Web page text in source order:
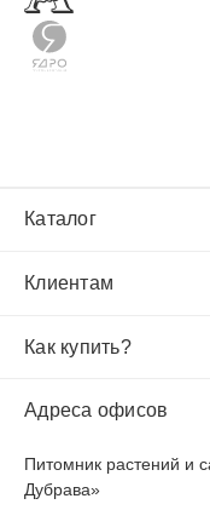
Каталог
Клиентам
Как купить?
Адреса офисов
Питомник растений и
Дубрава»